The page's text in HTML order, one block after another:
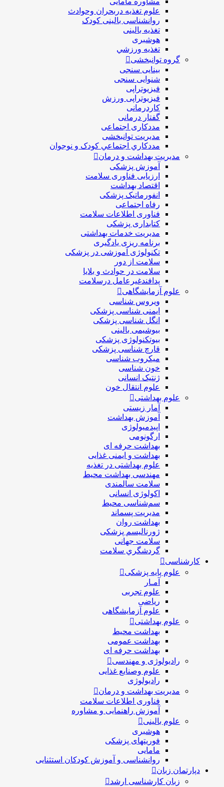
علوم تغذیه دربحران وحوادث
روانشناسی بالینی کودک
تغذیه بالینی
هوشبری
تغذيه ورزشي
گروه توانبخشی
بینایی سنجی
شنوایی سنجی
فیزیوتراپی
فیزیوتراپی ورزش
کاردرمانی
گفتار درمانی
مددکاری اجتماعی
مديريت توانبخشی
مددکاري اجتماعي کودک و نوجوان
مدیریت بهداشت و درمان
آموزش پزشکی
ارزیابی فناوری سلامت
اقتصاد بهداشت
انفورماتیک پزشکی
رفاه اجتماعی
فناوری اطلاعات سلامت
کتابداری پزشکی
مديريت خدمات بهداشتی
برنامه ریزی یادگیری
تکنولوژی آموزشی در پزشکی
سلامت از دور
سلامت در حوادث و بلایا
پدافندغیرعامل درسلامت
علوم آزمایشگاهی
ویروس شناسی
ایمنی شناسی پزشكی
انگل شناسی پزشکی
بیوشیمی بالینی
بیوتکنولوژی پزشکی
قارچ شناسی پزشکی
ميكروب شناسی
خون شناسی
ژنتیک انسانی
علوم انتقال خون
علوم بهداشتی
آمار زیستی
آموزش بهداشت
اپیدمیولوژی
ارگونومی
بهداشت حرفه ای
بهداشت و ایمنی غذایی
علوم بهداشتی در تغذیه
مهندسی بهداشت محيط
سلامت سالمندی
اکولوژی انسانی
سم‌شناسی محیط
مدیریت پسماند
بهداشت روان
ژورنالیسم پزشکی
سلامت جهانی
گردشگري سلامت
کارشناسی
علوم پایه پزشکی
آمـار
علوم تجربی
ریاضی
علوم آزمایشگاهی
علوم بهداشتی
بهداشت محیط
بهداشت عمومی
بهداشت حرفه ای
رادیولوژی و مهندسی
علوم وصنایع غذایی
رادیولوژی
مدیریت بهداشت و درمان
فناوری اطلاعات سلامت
آموزش راهنمایی و مشاوره
علوم بالینی
هوشبری
فوریتهای پزشکی
مامایی
روانشناسی و آموزش کودکان استثنایی
دپارتمان زبان
زبان کارشناسی ارشد